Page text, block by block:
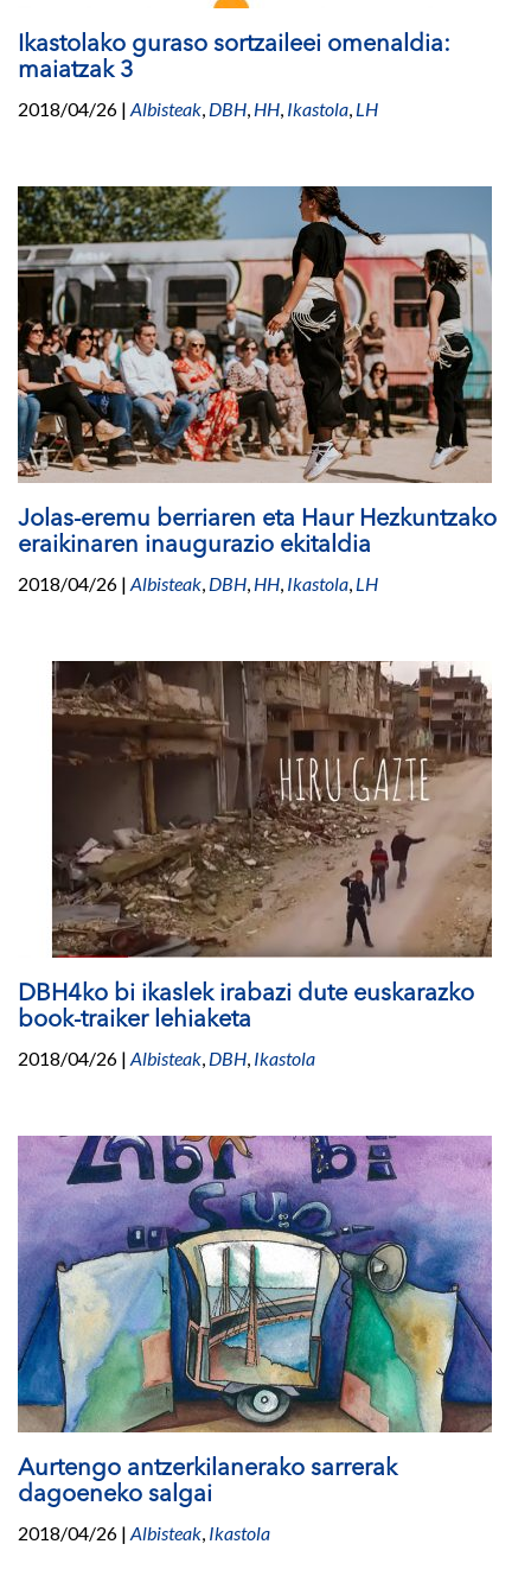
Ikastolako guraso sortzaileei omenaldia:
maiatzak 3
2018/04/26 | Albisteak, DBH, HH, Ikastola, LH
Jolas-eremu berriaren eta Haur Hezkuntzako
eraikinaren inaugurazio ekitaldia
2018/04/26 | Albisteak, DBH, HH, Ikastola, LH
DBH4ko bi ikaslek irabazi dute euskarazko
book-traiker lehiaketa
2018/04/26 | Albisteak, DBH, Ikastola
Aurtengo antzerkilanerako sarrerak
dagoeneko salgai
2018/04/26 | Albisteak, Ikastola